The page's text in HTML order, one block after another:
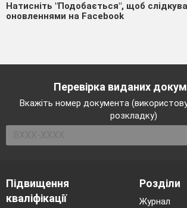
Натисніть "Подобається", щоб
оновленнями на Facebook
Перевірка виданих
Вкажіть номер документа
розкладку)
Підвищення
кваліфікації
Розділи
Журнал